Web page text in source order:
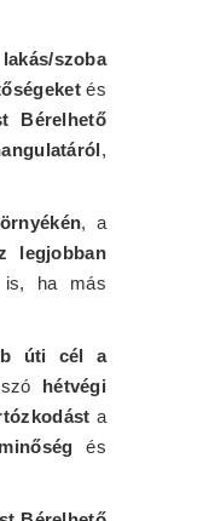
szoba
és
Bérelhető
,
, a
legjobban
is, ha más
úti cél a
hétvégi
a
minőség és